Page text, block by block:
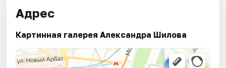
Адрес
Картинная галерея Александра Шилова